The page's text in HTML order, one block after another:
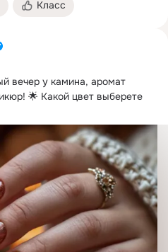
Класс
вечер у камина, аромат
🌟 Какой цвет выберете